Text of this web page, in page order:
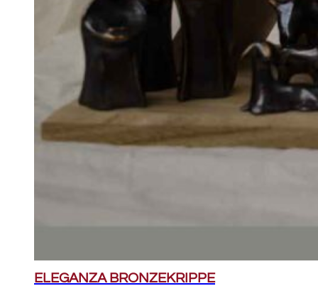
ELEGANZA BRONZEKRIPPE